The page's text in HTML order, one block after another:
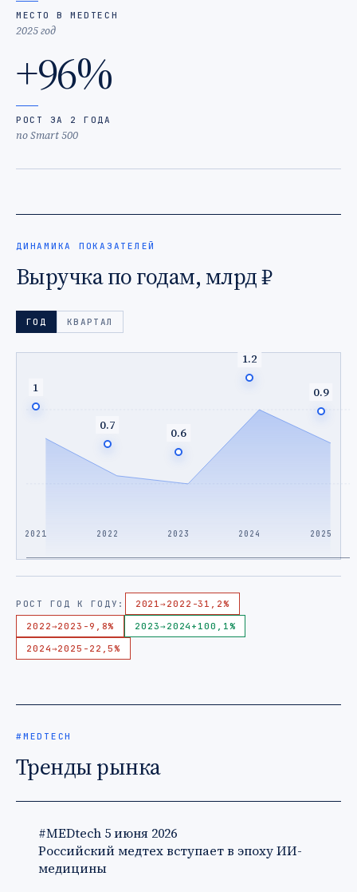
МЕСТО В MEDTECH
2025 год
+96%
РОСТ ЗА 2 ГОДА
по Smart 500
ДИНАМИКА ПОКАЗАТЕЛЕЙ
Выручка по годам, млрд ₽
ГОД КВАРТАЛ
1
0.7
0.6
1.2
0.9
2021 2022 2023 2024 2025
РОСТ ГОД К ГОДУ: 2021→ 2022 -31,2%
2022→2023 -9,8% 2023→ 2024 +100,1%
2024→2025 -22,5%
#MEDTECH
Тренды рынка
#MEDtech 5 июня 2026
Российский медтех вступает в эпоху ИИ-
медицины